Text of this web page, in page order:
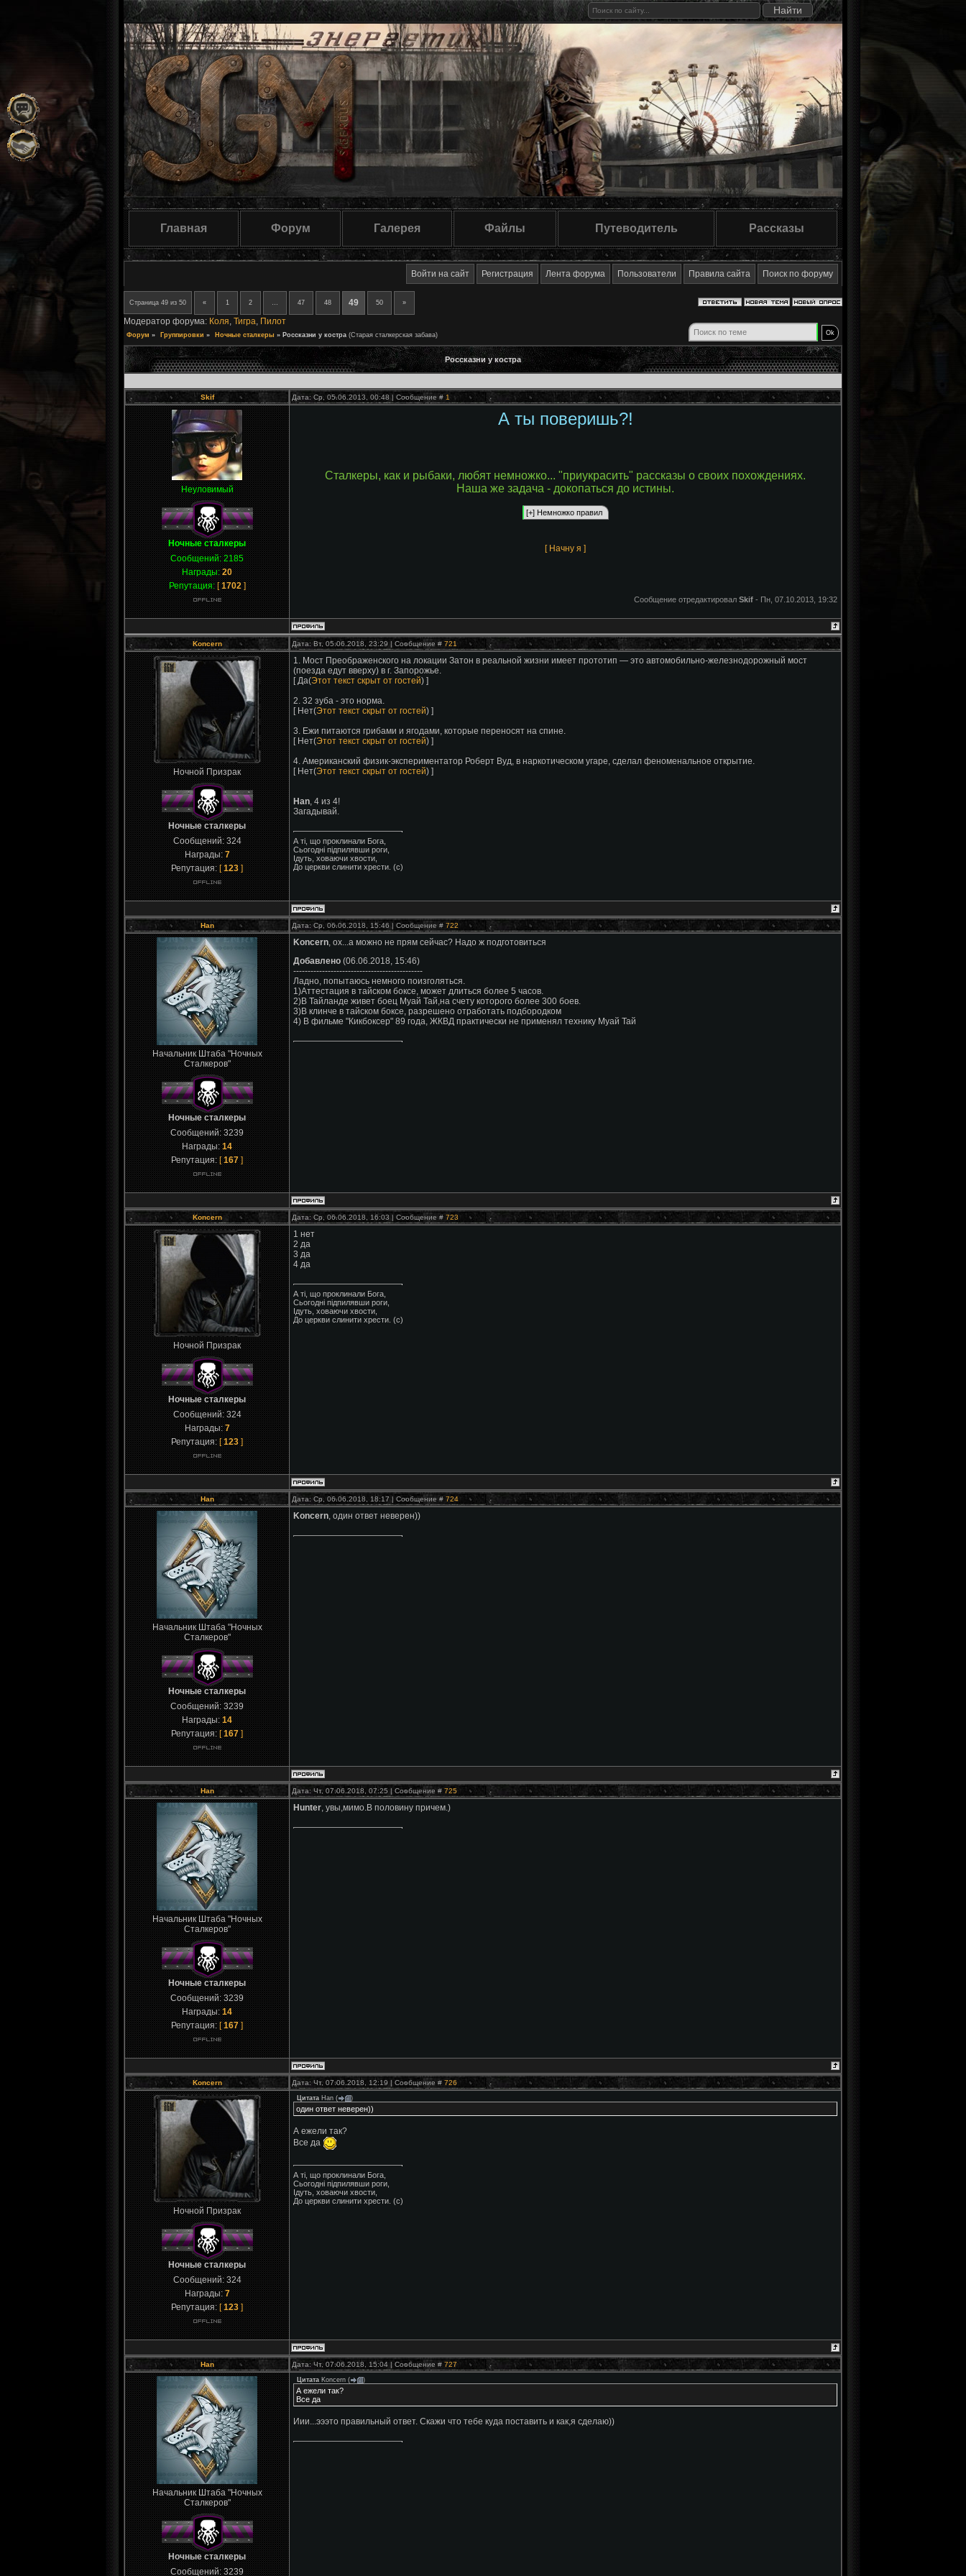
Главная Форум Галерея Файлы Путеводитель Рассказы
Войти на сайт Регистрация Лента форума Пользователи Правила сайта Поиск по форуму
Страница 49 из 50 « 1 2 … 47 48 49 50 »
Модератор форума: Коля, Тигра, Пилот
Форум » Группировки » Ночные сталкеры » Россказни у костра (Старая сталкерская забава)
Россказни у костра
Skif Дата: Ср, 05.06.2013, 00:48 | Сообщение # 1
Неуловимый
Ночные сталкеры
Сообщений: 2185
Награды: 20
Репутация: [1702]
А ты поверишь?!
Сталкеры, как и рыбаки, любят немножко... "приукрасить" рассказы о своих похождениях.
Наша же задача - докопаться до истины.
[ Начну я ]
Сообщение отредактировал Skif - Пн, 07.10.2013, 19:32
Koncern Дата: Вт, 05.06.2018, 23:29 | Сообщение # 721
Ночной Призрак
Ночные сталкеры
Сообщений: 324
Награды: 7
Репутация: [123 ]
1. Мост Преображенского на локации Затон в реальной жизни имеет прототип — это автомобильно-железнодорожный мост
(поезда едут вверху) в г. Запорожье.
[ Да(Этот текст скрыт от гостей) ]
2. 32 зуба - это норма.
[ Нет(Этот текст скрыт от гостей) ]
3. Ежи питаются грибами и ягодами, которые переносят на спине.
[ Нет(Этот текст скрыт от гостей) ]
4. Американский физик-экспериментатор Роберт Вуд, в наркотическом угаре, сделал феноменальное открытие.
[ Нет(Этот текст скрыт от гостей) ]
Han, 4 из 4!
Загадывай.
А ті, що проклинали Бога,
Сьогодні підпилявши роги,
Ідуть, ховаючи хвости,
До церкви слинити хрести. (с)
Han Дата: Ср, 06.06.2018, 15:46 | Сообщение # 722
Начальник Штаба "Ночных
Сталкеров"
Ночные сталкеры
Сообщений: 3239
Награды: 14
Репутация: [167 ]
Koncern, ох...а можно не прям сейчас? Надо ж подготовиться
Добавлено (06.06.2018, 15:46)
---------------------------------------------
Ладно, попытаюсь немного поизголяться.
1)Аттестация в тайском боксе, может длиться более 5 часов.
2)В Тайланде живет боец Муай Тай,на счету которого более 300 боев.
3)В клинче в тайском боксе, разрешено отработать подбородком
4) В фильме "Кикбоксер" 89 года, ЖКВД практически не применял технику Муай Тай
Koncern Дата: Ср, 06.06.2018, 16:03 | Сообщение # 723
Ночной Призрак
Ночные сталкеры
Сообщений: 324
Награды: 7
Репутация: [123 ]
1 нет
2 да
3 да
4 да
А ті, що проклинали Бога,
Сьогодні підпилявши роги,
Ідуть, ховаючи хвости,
До церкви слинити хрести. (с)
Han Дата: Ср, 06.06.2018, 18:17 | Сообщение # 724
Начальник Штаба "Ночных
Сталкеров"
Ночные сталкеры
Сообщений: 3239
Награды: 14
Репутация: [167 ]
Koncern, один ответ неверен))
Han Дата: Чт, 07.06.2018, 07:25 | Сообщение # 725
Начальник Штаба "Ночных
Сталкеров"
Ночные сталкеры
Сообщений: 3239
Награды: 14
Репутация: [167 ]
Hunter, увы,мимо.В половину причем.)
Koncern Дата: Чт, 07.06.2018, 12:19 | Сообщение # 726
Ночной Призрак
Ночные сталкеры
Сообщений: 324
Награды: 7
Репутация: [123 ]
Цитата Han ( )
один ответ неверен))
А ежели так?
Все да
А ті, що проклинали Бога,
Сьогодні підпилявши роги,
Ідуть, ховаючи хвости,
До церкви слинити хрести. (с)
Han Дата: Чт, 07.06.2018, 15:04 | Сообщение # 727
Начальник Штаба "Ночных
Сталкеров"
Ночные сталкеры
Сообщений: 3239
Цитата Koncern ( )
А ежели так?
Все да
Иии...эээто правильный ответ. Скажи что тебе куда поставить и как,я сделаю))